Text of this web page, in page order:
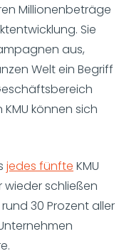
Millionenbeträge
Sie
aus,
Welt ein Begriff
können sich
jedes fünfte KMU
schließen
30 Prozent aller